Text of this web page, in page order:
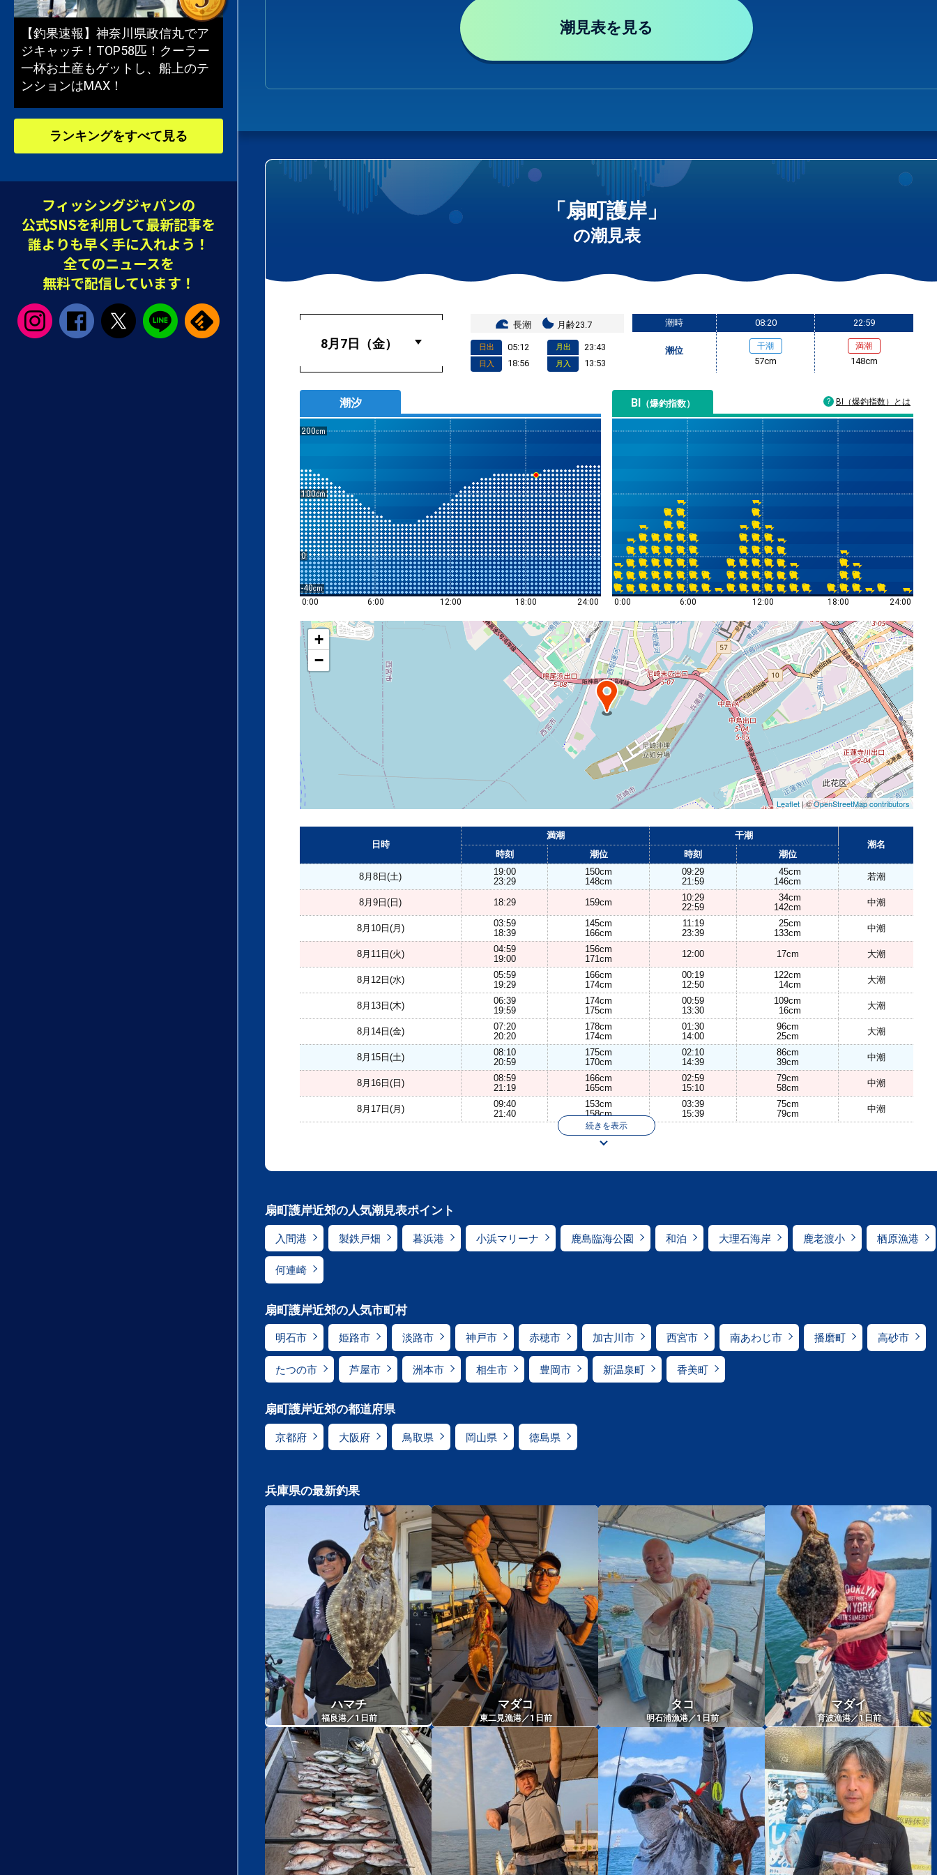
潮見表を見る
「扇町護岸」
の潮見表
長潮 月齢23.7
日出 05:12
日入 18:56
月出 23:43
月入 13:53
潮時
潮位
08:20
干潮
57cm
22:59
満潮
148cm
潮汐
200
100
0
-40
0:00
6:00 12:00 18:00 24:00
BI （爆釣指数）
0:00 6:00 12:00 18:00 24:00
BI（爆釣指数）とは
+
−
Leaflet| ©OpenStreetMap contributors
日時
満潮
干潮
潮名
時刻
潮位 時刻 潮位
8月8日(土)
19:00
23:29
150cm
148cm
09:29
21:59
45cm
146cm
若潮
8月9日(日) 18:29 159cm
10:29
22:59
34cm
142cm
中潮
8月10日(月)
03:59
18:39
145cm
166cm
11:19
23:39
25cm
133cm
中潮
8月11日(火)
04:59
19:00
156cm
171cm
12:00 17cm 大潮
8月12日(水)
05:59
19:29
166cm
174cm
00:19
12:50
122cm
14cm
大潮
8月13日(木)
06:39
19:59
174cm
175cm
00:59
13:30
109cm
16cm
大潮
8月14日(金)
07:20
20:20
178cm
174cm
01:30
14:00
96cm
25cm
大潮
8月15日(土)
08:10
20:59
175cm
170cm
02:10
14:39
86cm
39cm
中潮
8月16日(日)
08:59
21:19
166cm
165cm
02:59
15:10
79cm
58cm
中潮
8月17日(月)
09:40
21:40
153cm
158cm
03:39
15:39
75cm
79cm
中潮
続きを表示
扇町護岸近郊の人気潮見表ポイント
入間港 製鉄戸畑 暮浜港 小浜マリーナ 鹿島臨海公園 和泊 大理石海岸 鹿老渡小 栖原漁港
何連崎
扇町護岸近郊の人気市町村
明石市 姫路市 淡路市 神戸市 赤穂市 加古川市 西宮市 南あわじ市 播磨町 高砂市
たつの市 芦屋市 洲本市 相生市 豊岡市 新温泉町 香美町
扇町護岸近郊の都道府県
京都府 大阪府 鳥取県 岡山県 徳島県
兵庫県の最新釣果
ハマチ
福良港／1日前
マダコ
東二見漁港／1 日前
タコ
明石浦漁港／1日前
マダイ
育波漁港／1日前
【釣果速報】神奈川県政信丸でア
ジキャッチ！TOP58匹！クーラー
一杯お土産もゲットし、船上のテ
ンションはMAX！
ランキングをすべて見る
フィッシングジャパンの
公式SNSを利用して最新記事を
誰よりも早く手に入れよう！
全てのニュースを
無料で配信しています！